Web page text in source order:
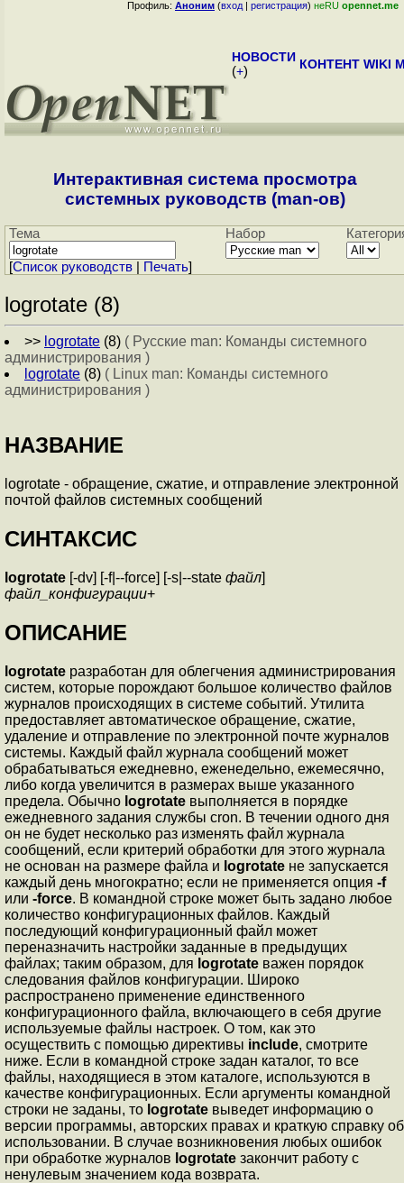
Профиль: Аноним (вход | регистрация) неRU opennet.me
НОВОСТИ
(+) КОНТЕНТ WIKI
Интерактивная система просмотра
системных руководств (man-ов)
Тема Набор
[Cписок руководств Печать]
logrotate (8)
>> logrotate (8) ( Русские man: Команды системного
администрирования )
logrotate (8) ( Linux man: Команды системного
администрирования )
НАЗВАНИЕ
logrotate - обращение, сжатие, и отправление электронной
почтой файлов системных сообщений
СИНТАКСИС
logrotate [-dv] [-f|--force] [-s|--state файл]
файл_конфигурации+
ОПИСАНИЕ
logrotate разработан для облегчения администрирования
систем, которые порождают большое количество файлов
журналов происходящих в системе событий. Утилита
предоставляет автоматическое обращение, сжатие,
удаление и отправление по электронной почте журналов
системы. Каждый файл журнала сообщений может
обрабатываться ежедневно, еженедельно, ежемесячно,
либо когда увеличится в размерах выше указанного
предела. Обычно logrotate выполняется в порядке
ежедневного задания службы cron. В течении одного дня
он не будет несколько раз изменять файл журнала
сообщений, если критерий обработки для этого журнала
не основан на размере файла и logrotate не запускается
каждый день многократно; если не применяется опция -f
или -force. В командной строке может быть задано любое
количество конфигурационных файлов. Каждый
последующий конфигурационный файл может
переназначить настройки заданные в предыдущих
файлах; таким образом, для logrotate важен порядок
следования файлов конфигурации. Широко
распространено применение единственного
конфигурационного файла, включающего в себя другие
используемые файлы настроек. О том, как это
осуществить с помощью директивы include, смотрите
ниже. Если в командной строке задан каталог, то все
файлы, находящиеся в этом каталоге, используются в
качестве конфигурационных. Если аргументы командной
строки не заданы, то logrotate выведет информацию о
версии программы, авторских правах и краткую справку об
использовании. В случае возникновения любых ошибок
при обработке журналов logrotate закончит работу с
ненулевым значением кода возврата.